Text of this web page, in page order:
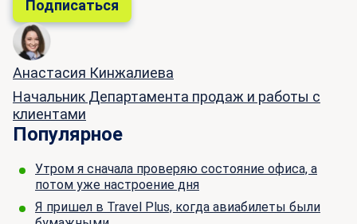
Анастасия Кинжалиева
Начальник Департамента продаж и работы с
клиентами
Популярное
Утром я сначала проверяю состояние офиса, а
потом уже настроение дня
Я пришел в Travel Plus, когда авиабилеты были